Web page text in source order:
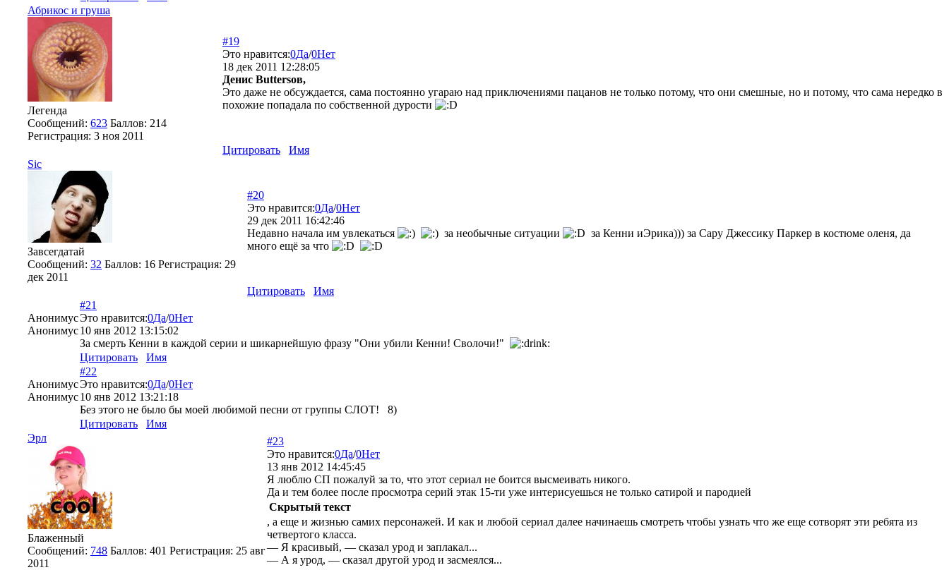
Абрикос и груша
Легенда
Сообщений: 623 Баллов: 214
Регистрация: 3 ноя 2011
#19
Это нравится:0Да/0Нет
18 дек 2011 12:28:05
Денис Buttersов,
Это даже не обсуждается, сама постоянно угараю над приключениями пацанов не только потому, что они смешные, но и потому, что сама нередко в
похожие попадала по собственной дурости
Цитировать
Имя
Sic
Завсегдатай
Сообщений: 32 Баллов: 16 Регистрация: 29
дек 2011
#20
Это нравится:0Да/0Нет
29 дек 2011 16:42:46
Недавно начала им увлекаться
за необычные ситуации
за Кенни иЭрика))) за Сару Джессику Паркер в костюме оленя, да
много ещё за что
Цитировать Имя
Анонимус
Анонимус
#21
Это нравится:0Да/0Нет
10 янв 2012 13:15:02
За смерть Кенни в каждой серии и шикарнейшую фразу "Они убили Кенни! Сволочи!"
Цитировать
Имя
Анонимус
Анонимус
#22
Это нравится:0Да/0Нет
10 янв 2012 13:21:18
Без этого не было бы моей любимой песни от группы СЛОТ! 8)
Цитировать
Имя
Эрл
Блаженный
Сообщений: 748 Баллов: 401 Регистрация: 25 авг
2011
#23
Это нравится:0Да/0Нет
13 янв 2012 14:45:45
Я люблю СП пожалуй за то, что этот сериал не боится высмеивать никого.
Да и тем более после просмотра серий этак 15-ти уже интерисуешься не только сатирой и пародией
Скрытый текст
, а еще и жизнью самих персонажей. И как и любой сериал далее начинаешь смотреть чтобы узнать что же еще сотворят эти ребята из
четвертого класса.
— Я красивый, — сказал урод и заплакал...
— А я урод, — сказал другой урод и засмеялся...